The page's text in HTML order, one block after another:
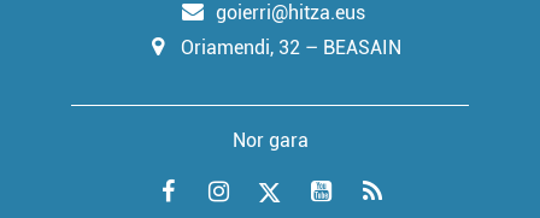
goierri@hitza.eus
Oriamendi, 32 – BEASAIN
Nor gara